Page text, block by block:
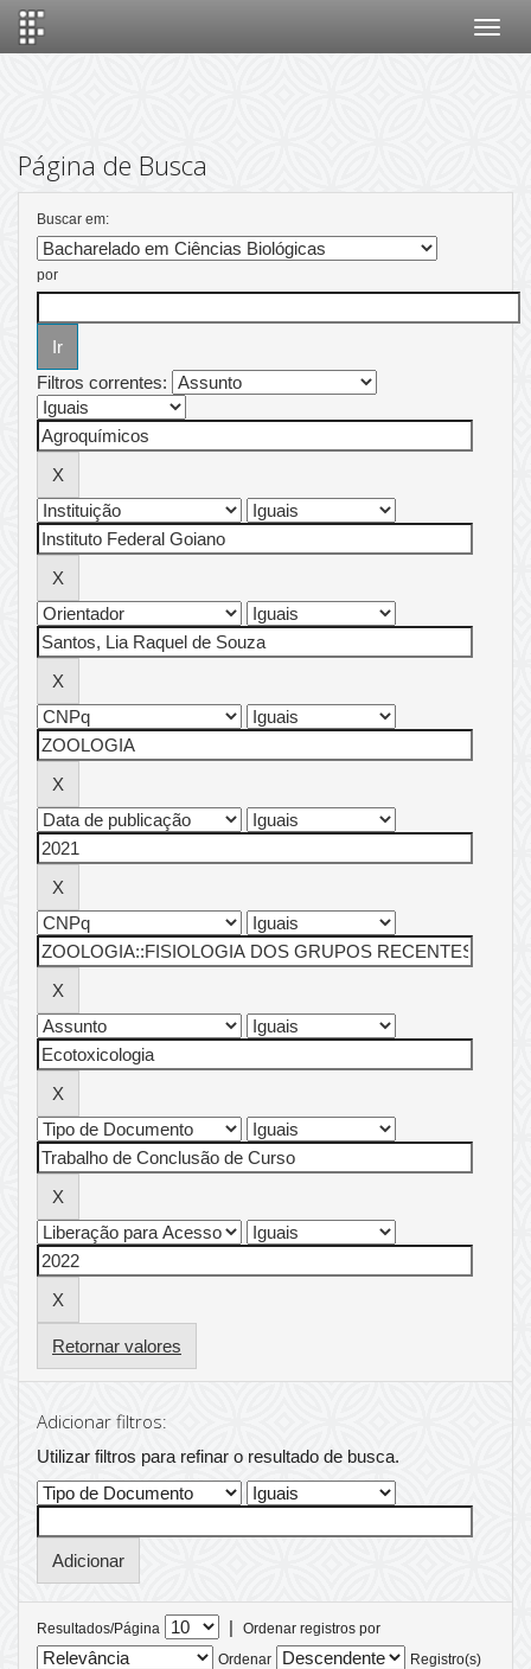
Página de Busca
Buscar em:
por
Filtros correntes:
Retornar valores
Adicionar filtros:
Utilizar filtros para refinar o resultado de busca.
Resultados/Página |
Ordenar registros por
Ordenar
Registro(s)